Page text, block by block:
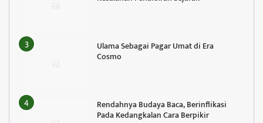
Ulama Sebagai Pagar Umat di Era
Cosmo
Rendahnya Budaya Baca, Berinflikasi
Pada Kedangkalan Cara Berpikir